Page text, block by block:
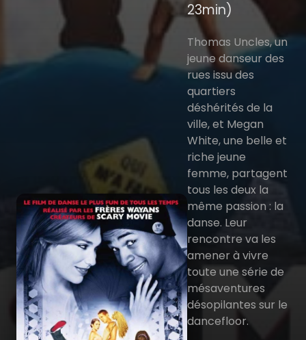
23min)
Thomas Uncles, un
jeune danseur des
rues issu des
quartiers
déshérités de la
ville, et Megan
White, une belle et
riche jeune
femme, partagent
tous les deux la
même passion : la
danse. Leur
rencontre va les
amener à vivre
toute une série de
mésaventures
désopilantes sur le
dancefloor.